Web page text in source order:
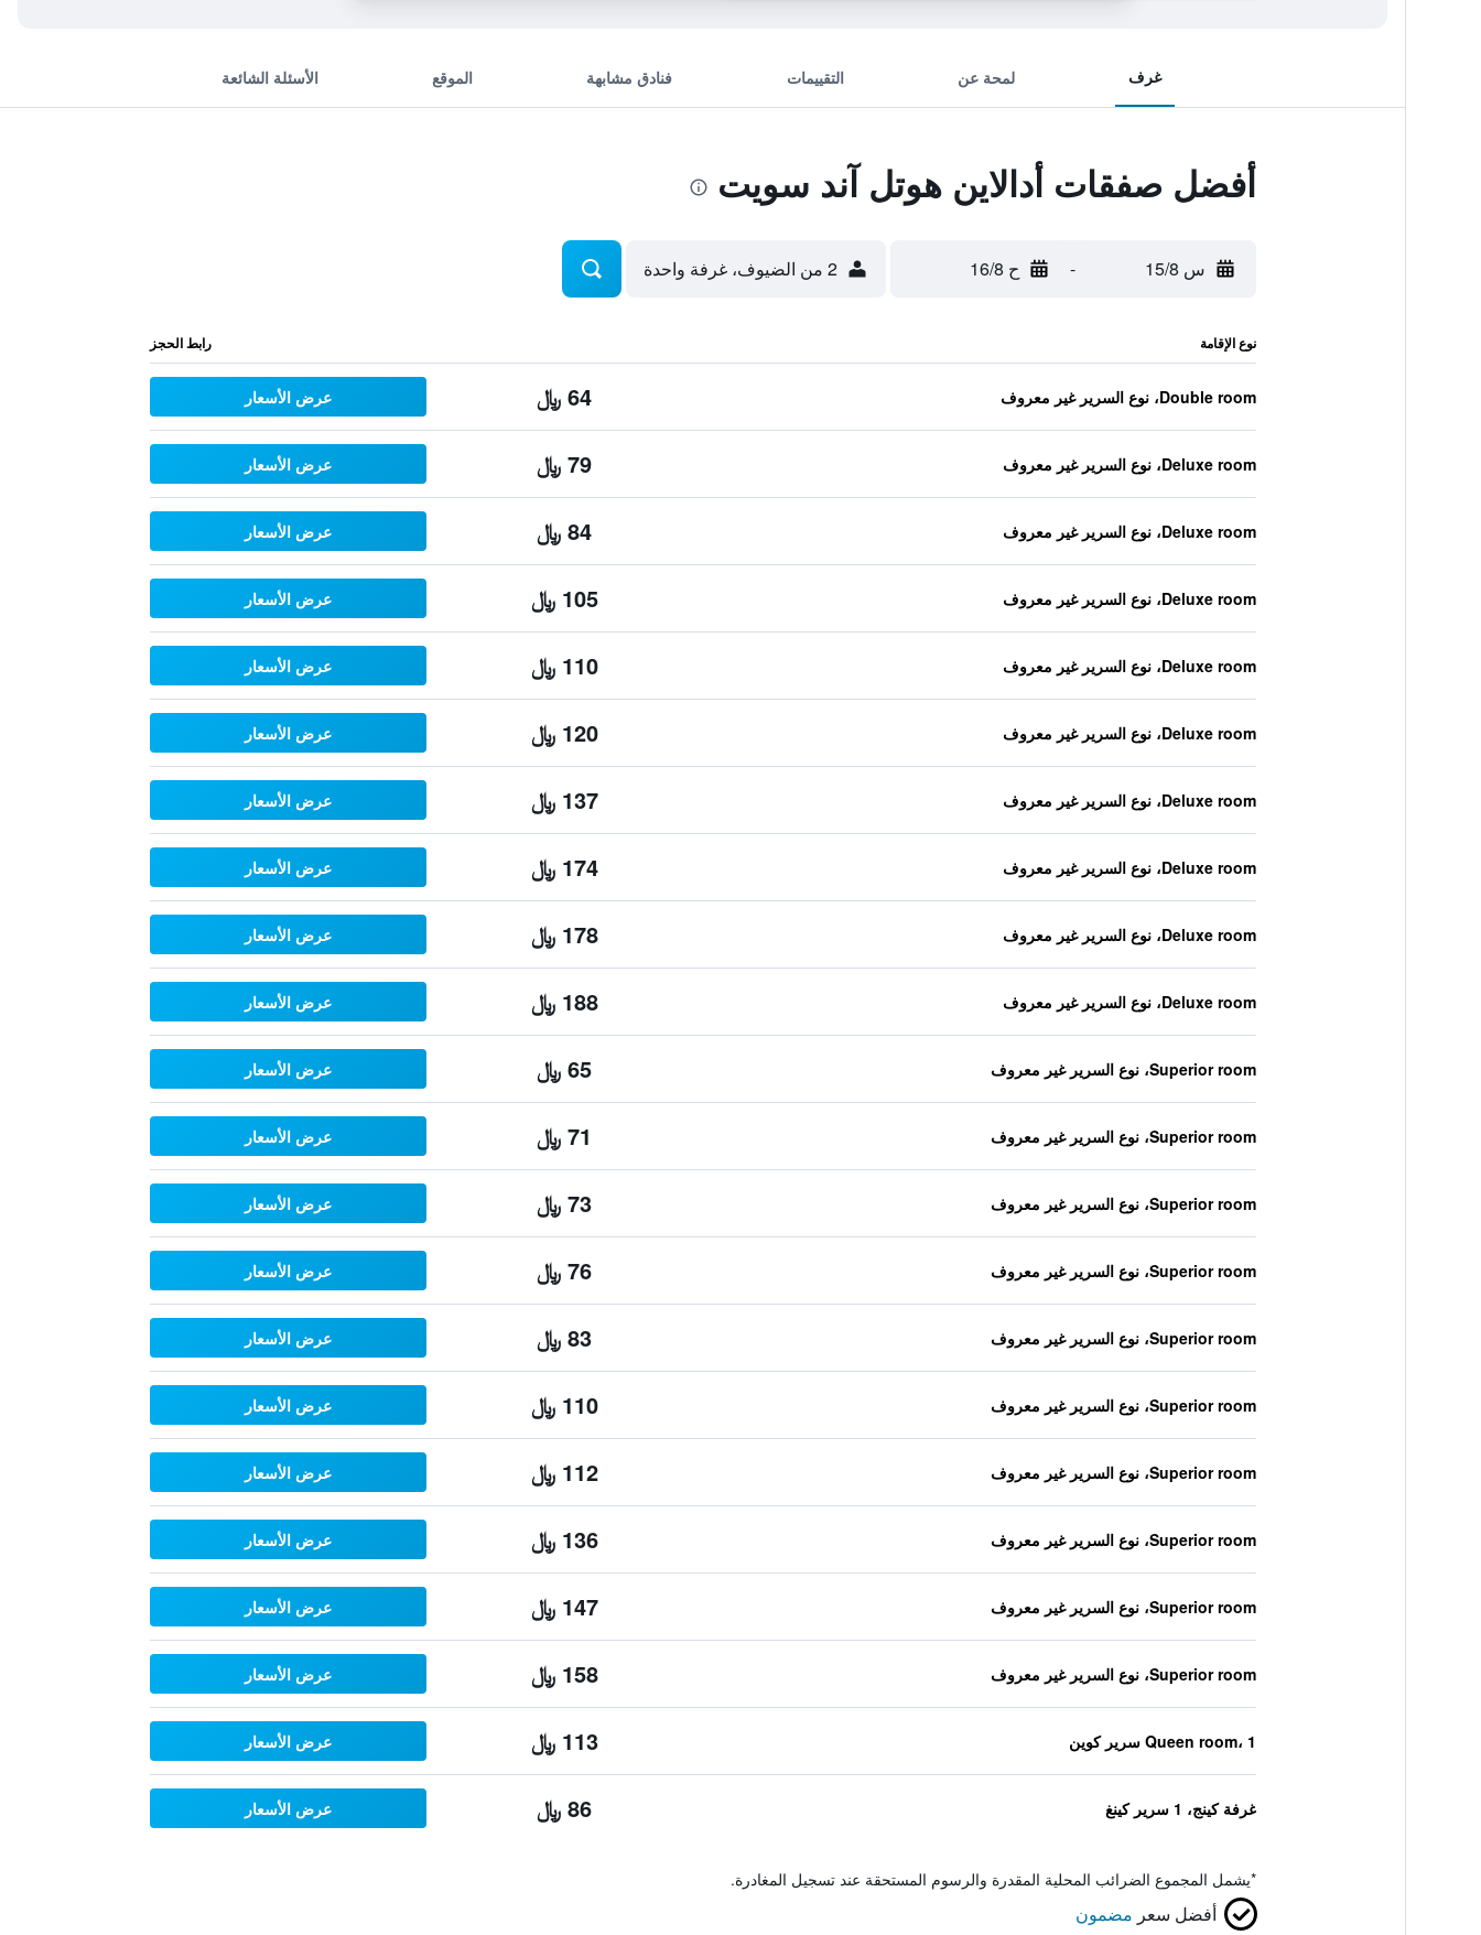
غرف لمحة عن التقييمات فنادق مشابهة الموقع الأسئلة الشائعة
أفضل صفقات أدالاين هوتل آند سويت
س 15/8 - ح 16/8 2 من الضيوف، غرفة واحدة
نوع الإقامة رابط الحجز
Double room، نوع السرير غير معروف 64 ﷼ عرض الأسعار
Deluxe room، نوع السرير غير معروف 79 ﷼ عرض الأسعار
Deluxe room، نوع السرير غير معروف 84 ﷼ عرض الأسعار
Deluxe room، نوع السرير غير معروف 105 ﷼ عرض الأسعار
Deluxe room، نوع السرير غير معروف 110 ﷼ عرض الأسعار
Deluxe room، نوع السرير غير معروف 120 ﷼ عرض الأسعار
Deluxe room، نوع السرير غير معروف 137 ﷼ عرض الأسعار
Deluxe room، نوع السرير غير معروف 174 ﷼ عرض الأسعار
Deluxe room، نوع السرير غير معروف 178 ﷼ عرض الأسعار
Deluxe room، نوع السرير غير معروف 188 ﷼ عرض الأسعار
Superior room، نوع السرير غير معروف 65 ﷼ عرض الأسعار
Superior room، نوع السرير غير معروف 71 ﷼ عرض الأسعار
Superior room، نوع السرير غير معروف 73 ﷼ عرض الأسعار
Superior room، نوع السرير غير معروف 76 ﷼ عرض الأسعار
Superior room، نوع السرير غير معروف 83 ﷼ عرض الأسعار
Superior room، نوع السرير غير معروف 110 ﷼ عرض الأسعار
Superior room، نوع السرير غير معروف 112 ﷼ عرض الأسعار
Superior room، نوع السرير غير معروف 136 ﷼ عرض الأسعار
Superior room، نوع السرير غير معروف 147 ﷼ عرض الأسعار
Superior room، نوع السرير غير معروف 158 ﷼ عرض الأسعار
Queen room، 1 سرير كوين 113 ﷼ عرض الأسعار
غرفة كينج، 1 سرير كينغ 86 ﷼ عرض الأسعار
*يشمل المجموع الضرائب المحلية المقدرة والرسوم المستحقة عند تسجيل المغادرة.
أفضل سعر مضمون